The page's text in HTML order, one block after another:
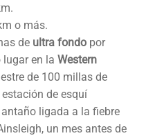
o más.
de ultra fondo por
en la Western
de 100 millas de
de esquí
ligada a la fiebre
un mes antes de